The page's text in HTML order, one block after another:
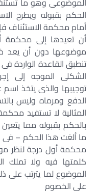
الحكم بقبوله ويطرح
أمام محكمة الاستئناف
أن تعيدها إلى
موضوعها دون أن يعد
الشكلى الموجه إلى
توجيبها والذى يتخذ
الدفع ومرماه وليس
المثالية لا تستفيد
بالحكم بقبوله مما
ما ألغت هذا الحكم – فى
محكمة أول درجة لنظر
كلمتها فيه ولا تملك
الموضوع لما يترتب
على الخصوم